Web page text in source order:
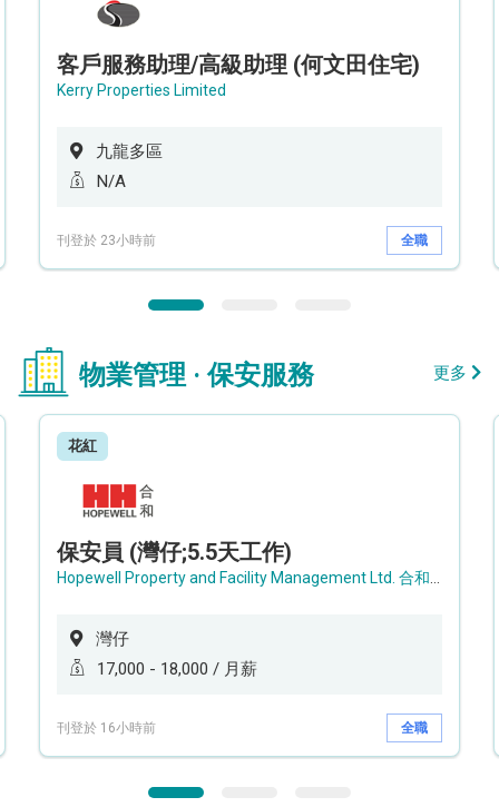
客戶服務助理/高級助理 (何文田住宅)
Kerry Properties Limited
九龍多區
N/A
刊登於 23小時前 全職
物業管理 · 保安服務 更多
花紅
保安員 (灣仔;5.5天工作)
灣仔
17,000 - 18,000 / 月薪
刊登於 16小時前 全職